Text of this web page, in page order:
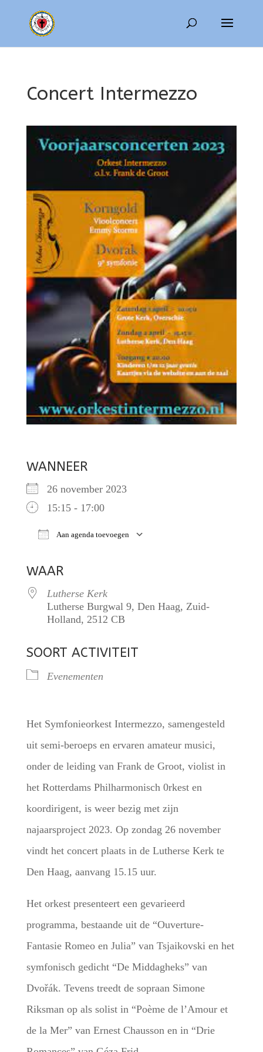
Concert Intermezzo
WANNEER
26 november 2023
15:15 - 17:00
Aan agenda toevoegen
WAAR
Lutherse Kerk
Lutherse Burgwal 9, Den Haag, Zuid-
Holland, 2512 CB
SOORT ACTIVITEIT
Evenementen
Het Symfonieorkest Intermezzo, samengesteld
uit semi-beroeps en ervaren amateur musici,
onder de leiding van Frank de Groot, violist in
het Rotterdams Philharmonisch 0rkest en
koordirigent, is weer bezig met zijn
najaarsproject 2023. Op zondag 26 november
vindt het concert plaats in de Lutherse Kerk te
Den Haag, aanvang 15.15 uur.
Het orkest presenteert een gevarieerd
programma, bestaande uit de “Ouverture-
Fantasie Romeo en Julia” van Tsjaikovski en het
symfonisch gedicht “De Middagheks” van
Dvořák. Tevens treedt de sopraan Simone
Riksman op als solist in “Poème de l’Amour et
de la Mer” van Ernest Chausson en in “Drie